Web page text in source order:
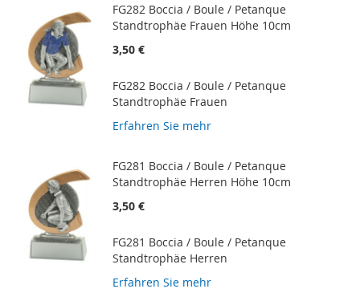
FG282 Boccia / Boule / Petanque
Standtrophäe Frauen Höhe 10cm
3,50 €
FG282 Boccia / Boule / Petanque
Standtrophäe Frauen
Erfahren Sie mehr
FG281 Boccia / Boule / Petanque
Standtrophäe Herren Höhe 10cm
3,50 €
FG281 Boccia / Boule / Petanque
Standtrophäe Herren
Erfahren Sie mehr